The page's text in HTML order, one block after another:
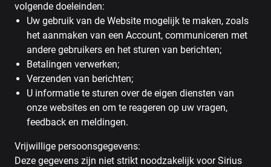
volgende doeleinden:
Uw gebruik van de Website mogelijk te maken, zoals
het aanmaken van een Account, communiceren met
andere gebruikers en het sturen van berichten;
Betalingen verwerken;
Verzenden van berichten;
U informatie te sturen over de eigen diensten van
onze websites en om te reageren op uw vragen,
feedback en meldingen.
Vrijwillige persoonsgegevens:
Deze gegevens zijn niet strikt noodzakelijk voor Sirius